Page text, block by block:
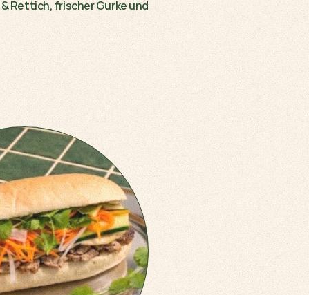
Rettich, frischer Gurke und